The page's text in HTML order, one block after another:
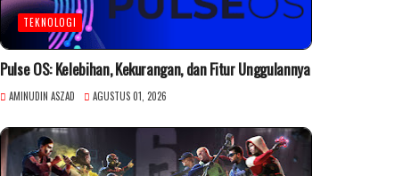
TEKNOLOGI
Pulse OS: Kelebihan, Kekurangan, dan Fitur Unggulannya
AMINUDIN ASZAD AGUSTUS 01, 2026